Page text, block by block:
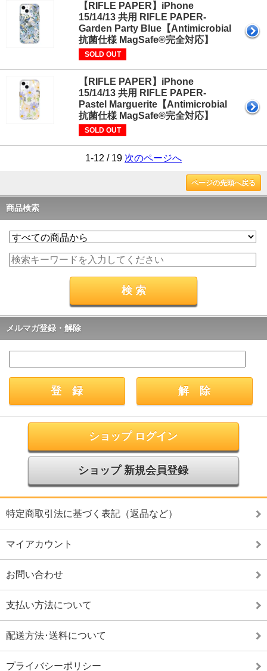
【RIFLE PAPER】iPhone
15/14/13 共用 RIFLE PAPER-
Garden Party Blue【Antimicrobial
抗菌仕様 MagSafe®完全対応】
SOLD OUT
【RIFLE PAPER】iPhone
15/14/13 共用 RIFLE PAPER-
Pastel Marguerite【Antimicrobial
抗菌仕様 MagSafe®完全対応】
SOLD OUT
1-12 / 19 次のページへ
ページの先頭へ戻る
商品検索
メルマガ登録・解除
ショップ ログイン
ショップ 新規会員登録
特定商取引法に基づく表記（返品など）
マイアカウント
お問い合わせ
支払い方法について
配送方法･送料について
プライバシーポリシー